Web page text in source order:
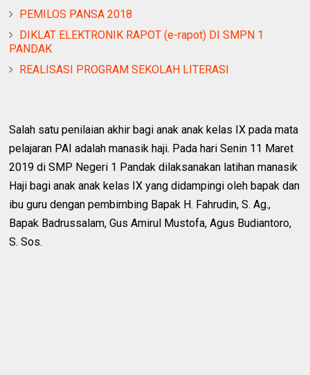
PEMILOS PANSA 2018
DIKLAT ELEKTRONIK RAPOT (e-rapot) DI SMPN 1
PANDAK
REALISASI PROGRAM SEKOLAH LITERASI
Salah satu penilaian akhir bagi anak anak kelas IX pada mata
pelajaran PAI adalah manasik haji. Pada hari Senin 11 Maret
2019 di SMP Negeri 1 Pandak dilaksanakan latihan manasik
Haji bagi anak anak kelas IX yang didampingi oleh bapak dan
ibu guru dengan pembimbing Bapak H. Fahrudin, S. Ag.,
Bapak Badrussalam, Gus Amirul Mustofa, Agus Budiantoro,
S. Sos.